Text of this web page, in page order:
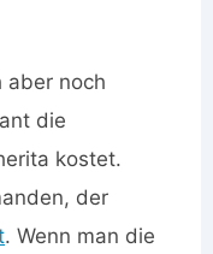
aber noch
die
kostet.
der
. Wenn man die